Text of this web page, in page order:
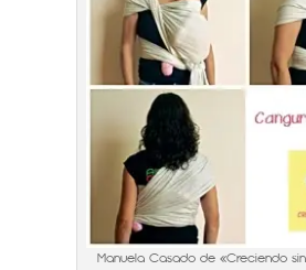
Manuela Casado de «Creciendo